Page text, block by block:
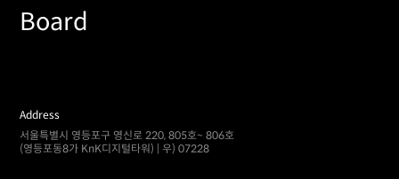
Board
Address
서울특별시 영등포구 영신로 220, 805호~ 806호
(영등포동8가 KnK디지털타워) | 우) 07228